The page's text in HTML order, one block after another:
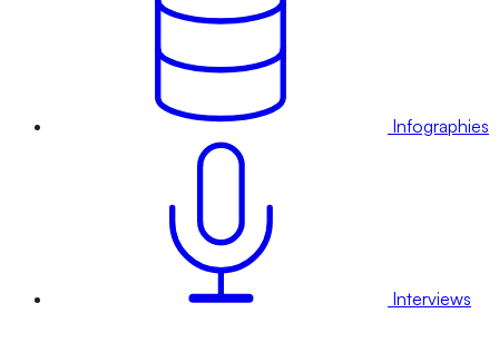
Infographies
Interviews